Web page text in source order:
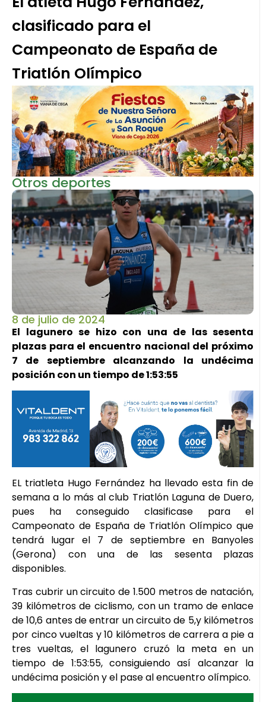
clasificado para el
Campeonato de España de
Triatlón Olímpico
Otros deportes
8 de julio de 2024
El lagunero se hizo con una de las sesenta
plazas para el encuentro nacional del próximo
7 de septiembre alcanzando la undécima
posición con un tiempo de 1:53:55
EL triatleta Hugo Fernández ha llevado esta fin de
semana a lo más al club Triatlón Laguna de Duero,
pues ha conseguido clasificase para el
Campeonato de España de Triatlón Olímpico que
tendrá lugar el 7 de septiembre en Banyoles
(Gerona) con una de las sesenta plazas
disponibles.
Tras cubrir un circuito de 1.500 metros de natación,
39 kilómetros de ciclismo, con un tramo de enlace
de 10,6 antes de entrar un circuito de 5,y kilómetros
por cinco vueltas y 10 kilómetros de carrera a pie a
tres vueltas, el lagunero cruzó la meta en un
tiempo de 1:53:55, consiguiendo así alcanzar la
undécima posición y el pase al encuentro olímpico.